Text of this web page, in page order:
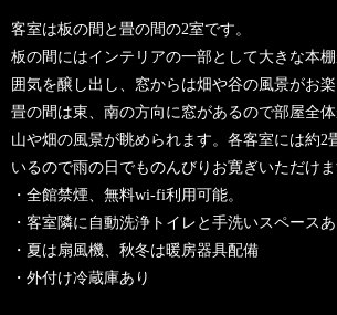
客室は板の間と畳の間の2室です。
板の間にはインテリアの一部として大きな本
囲気を醸し出し、窓からは畑や谷の風景がお楽
畳の間は東、南の方向に窓があるので部屋全
山や畑の風景が眺められます。各客室には約2
いるので雨の日でものんびりお寛ぎいただけま
・全館禁煙、無料wi-fi利用可能。
・客室隣に自動洗浄トイレと手洗いスペースあ
・夏は扇風機、秋冬は暖房器具配備
・外付け冷蔵庫あり